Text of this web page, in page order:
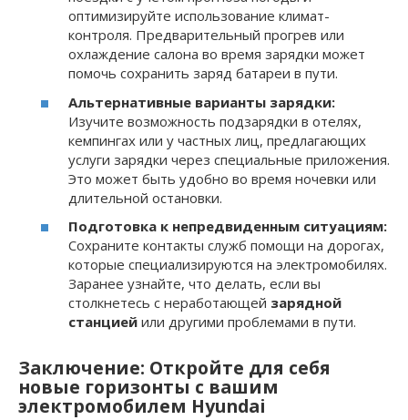
оптимизируйте использование климат-
контроля. Предварительный прогрев или
охлаждение салона во время зарядки может
помочь сохранить заряд батареи в пути.
Альтернативные варианты зарядки:
Изучите возможность подзарядки в отелях,
кемпингах или у частных лиц, предлагающих
услуги зарядки через специальные приложения.
Это может быть удобно во время ночевки или
длительной остановки.
Подготовка к непредвиденным ситуациям:
Сохраните контакты служб помощи на дорогах,
которые специализируются на электромобилях.
Заранее узнайте, что делать, если вы
столкнетесь с неработающей зарядной
станцией или другими проблемами в пути.
Заключение: Откройте для себя
новые горизонты с вашим
электромобилем Hyundai